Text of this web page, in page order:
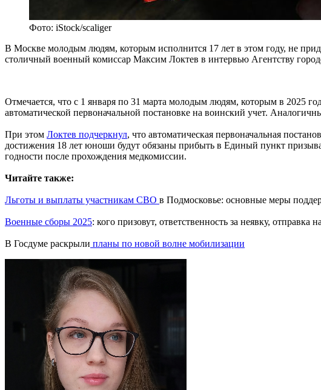
Фото: iStock/scaliger
В Москве молодым людям, которым исполнится 17 лет в этом году, не
столичный военный комиссар Максим Локтев в интервью Агентству
Отмечается, что с 1 января по 31 марта молодым людям, которым в 2025
автоматической первоначальной постановке на воинский учет.
При этом Локтев подчеркнул, что автоматическая первоначальная
достижения 18 лет юноши будут обязаны прибыть в Единый пункт
годности после прохождения медкомиссии.
Читайте также:
Льготы и выплаты участникам СВО в Подмосковье: основные меры
Военные сборы 2025: кого призовут, ответственность за неявку, отправка
В Госдуме раскрыли планы по новой волне мобилизации